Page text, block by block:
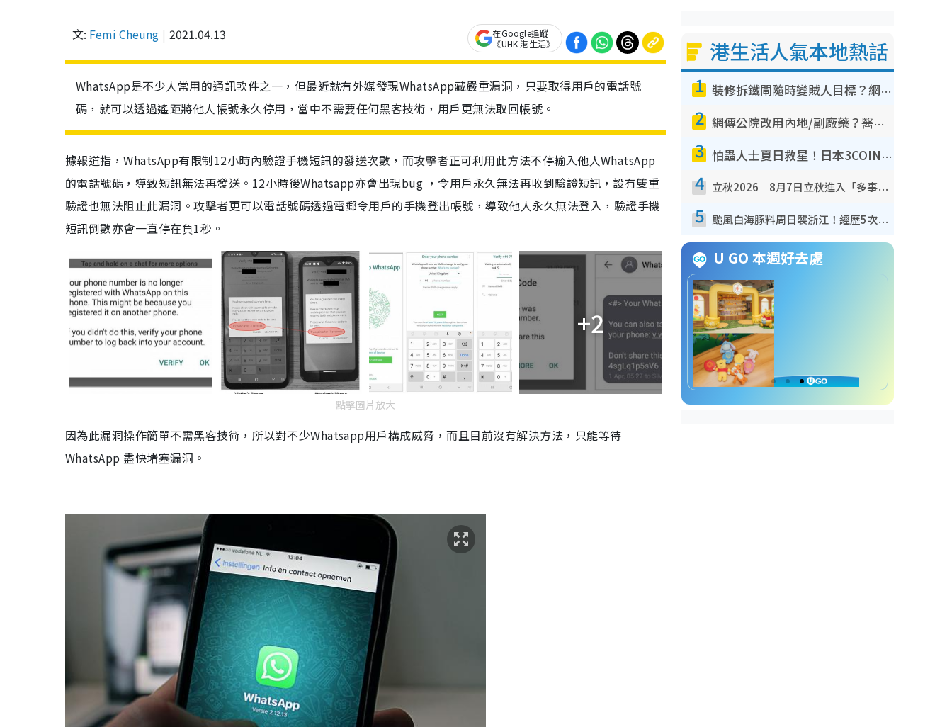
文: Femi Cheung 2021.04.13
在Google追蹤
《UHK 港生活》
WhatsApp是不少人常用的通訊軟件之一，但最近就有外媒發現WhatsApp藏嚴重漏洞，只要取得用戶的電話號
碼，就可以透過遙距將他人帳號永久停用，當中不需要任何黑客技術，用戶更無法取回帳號。
據報道指，WhatsApp有限制12小時內驗證手機短訊的發送次數，而攻擊者正可利用此方法不停輸入他人WhatsApp
的電話號碼，導致短訊無法再發送。12小時後Whatsapp亦會出現bug ，令用戶永久無法再收到驗證短訊，設有雙重
驗證也無法阻止此漏洞。攻擊者更可以電話號碼透過電郵令用戶的手機登出帳號，導致他人永久無法登入，驗證手機
短訊倒數亦會一直停在負1秒。
+2
點擊圖片放大
因為此漏洞操作簡單不需黑客技術，所以對不少Whatsapp用戶構成威脅，而且目前沒有解決方法，只能等待
WhatsApp 盡快堵塞漏洞。
港生活人氣本地熱話
1 裝修拆鐵閘隨時變賊人目標？網民揭2大關鍵用途：裝新式等於白裝？附新舊鐵閘分別
2 網傳公院改用內地/副廠藥？醫生拆解正副廠分別 揭4類人換藥隨時出事
3 怕蟲人士夏日救星！日本3COINS爆紅驅蟲神器$45起 1招「全程免觸碰」輕鬆搞定小強
4 立秋2026｜8月7日立秋進入「多事之秋」 3件事唔做得！專家教6招開運 清枱頭／銀包納氣接好運
5 颱風白海豚料周日襲浙江！經歷5次「眼牆置換」極罕見 成登陸內地最長途颱風
U GO 本週好去處